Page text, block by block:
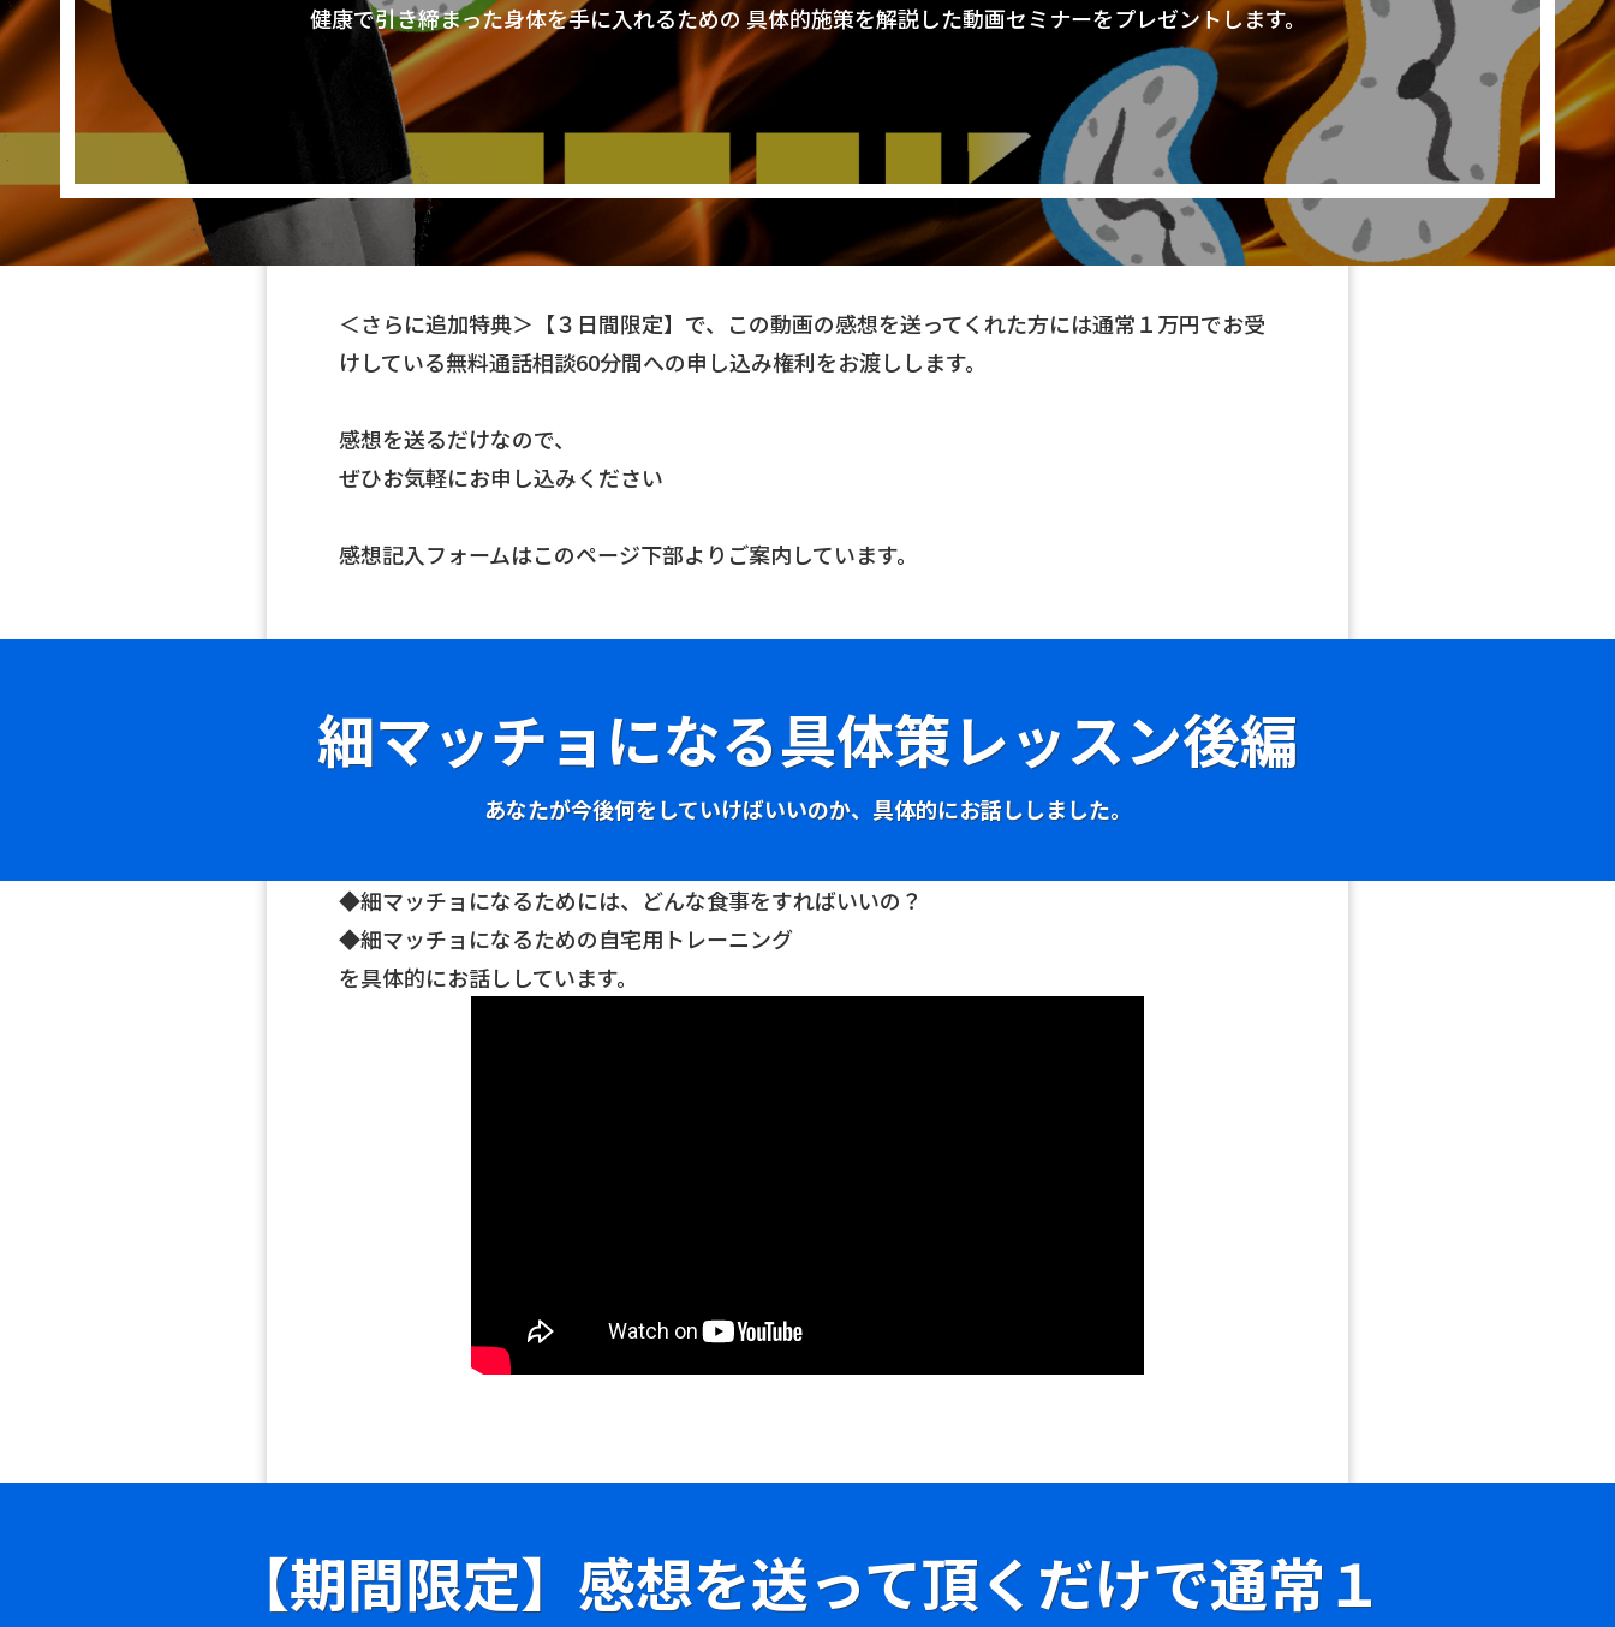
健康で引き締まった身体を手に入れるための 具体的施策を解説した動画セミナーをプレゼントします。
＜さらに追加特典＞【３日間限定】で、この動画の感想を送ってくれた方には通常１万円でお受
けしている無料通話相談60分間への申し込み権利をお渡しします。
感想を送るだけなので、
ぜひお気軽にお申し込みください
感想記入フォームはこのページ下部よりご案内しています。
細マッチョになる具体策レッスン後編
あなたが今後何をしていけばいいのか、具体的にお話ししました。
◆細マッチョになるためには、どんな食事をすればいいの？
◆細マッチョになるための自宅用トレーニング
を具体的にお話ししています。
【期間限定】感想を送って頂くだけで通常１